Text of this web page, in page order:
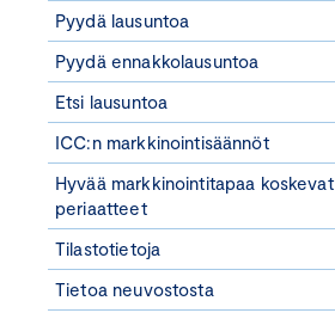
Pyydä lausuntoa
Pyydä ennakkolausuntoa
Etsi lausuntoa
ICC:n markkinointisäännöt
Hyvää markkinointitapaa koskevat
periaatteet
Tilastotietoja
Tietoa neuvostosta